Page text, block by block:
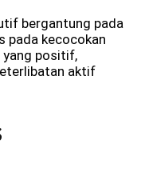
bergantung pada
pada kecocokan
yang positif,
aktif